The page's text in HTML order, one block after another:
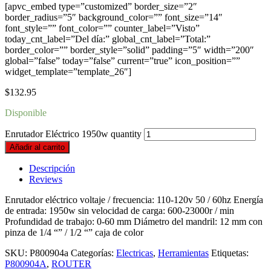
[apvc_embed type=”customized” border_size=”2″
border_radius=”5″ background_color=”” font_size=”14″
font_style=”” font_color=”” counter_label=”Visto”
today_cnt_label=”Del día:” global_cnt_label=”Total:”
border_color=”” border_style=”solid” padding=”5″ width=”200″
global=”false” today=”false” current=”true” icon_position=””
widget_template=”template_26″]
$132.95
Disponible
Enrutador Eléctrico 1950w quantity
Añadir al carrito
Descripción
Reviews
Enrutador eléctrico voltaje / frecuencia: 110-120v 50 / 60hz Energía
de entrada: 1950w sin velocidad de carga: 600-23000r / min
Profundidad de trabajo: 0-60 mm Diámetro del mandril: 12 mm con
pinza de 1/4 “” / 1/2 “” caja de color
SKU: P800904a Categorías: Electricas, Herramientas Etiquetas:
P800904A, ROUTER